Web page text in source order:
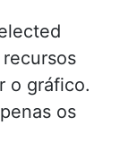
o gráfico.
os